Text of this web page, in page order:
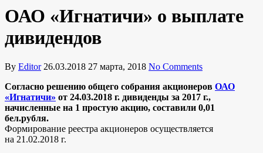
ОАО «Игнатичи» о выплате
дивидендов
By Editor 26.03.2018 27 марта, 2018 No Comments
Согласно решению общего собрания акционеров ОАО
«Игнатичи» от 24.03.2018 г. дивиденды за 2017 г.,
начисленные на 1 простую акцию, составили 0,01
бел.рубля.
Формирование реестра акционеров осуществляется
на 21.02.2018 г.